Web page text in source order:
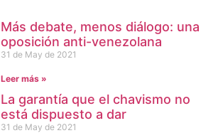
Más debate, menos diálogo: una
oposición anti-venezolana
31 de May de 2021
Leer más »
La garantía que el chavismo no
está dispuesto a dar
31 de May de 2021